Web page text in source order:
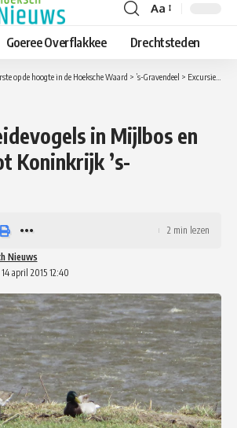
Lettergrootte
aanpassen
Aa
Goeree Overflakkee Drechtsteden
op de hoogte in de Hoeksche Waard > ’s-Gravendeel > Excursie weidevogels in Mijlbos en Polder Groot Koninkrijk ’s-Gravendeel
in Mijlbos en
Koninkrijk ’s-
april 2015 12:40
Nieuws
2 min lezen